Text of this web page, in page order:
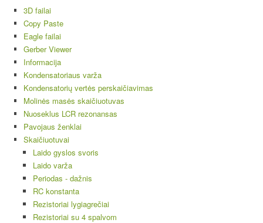
3D failai
Copy Paste
Eagle failai
Gerber Viewer
Informacija
Kondensatoriaus varža
Kondensatorių vertės perskaičiavimas
Molinės masės skaičiuotuvas
Nuoseklus LCR rezonansas
Pavojaus ženklai
Skaičiuotuvai
Laido gyslos svoris
Laido varža
Periodas - dažnis
RC konstanta
Rezistoriai lygiagrečiai
Rezistoriai su 4 spalvom